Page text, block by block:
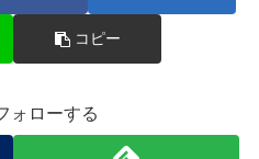
コピー
ォローする